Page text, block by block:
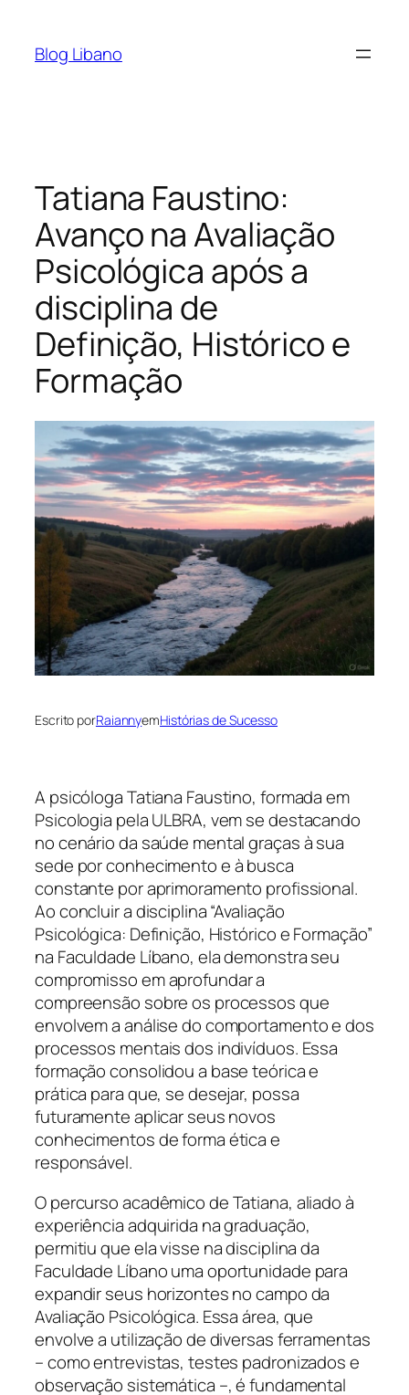
Blog Libano
Tatiana Faustino:
Avanço na Avaliação
Psicológica após a
disciplina de
Definição, Histórico e
Formação
Escrito porRaiannyemHistórias de Sucesso
A psicóloga Tatiana Faustino, formada em
Psicologia pela ULBRA, vem se destacando
no cenário da saúde mental graças à sua
sede por conhecimento e à busca
constante por aprimoramento profissional.
Ao concluir a disciplina “Avaliação
Psicológica: Definição, Histórico e Formação”
na Faculdade Líbano, ela demonstra seu
compromisso em aprofundar a
compreensão sobre os processos que
envolvem a análise do comportamento e dos
processos mentais dos indivíduos. Essa
formação consolidou a base teórica e
prática para que, se desejar, possa
futuramente aplicar seus novos
conhecimentos de forma ética e
responsável.
O percurso acadêmico de Tatiana, aliado à
experiência adquirida na graduação,
permitiu que ela visse na disciplina da
Faculdade Líbano uma oportunidade para
expandir seus horizontes no campo da
Avaliação Psicológica. Essa área, que
envolve a utilização de diversas ferramentas
– como entrevistas, testes padronizados e
observação sistemática –, é fundamental